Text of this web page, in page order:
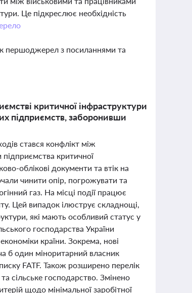
Це підкреслює необхідність
першоджерел з посиланнями та
критичної інфраструктури
підприємств, заборонивши
стався конфлікт між
критичної
облікові документи та втік на
чинити опір, погрожувати та
газ. На місці події працює
Цей випадок ілюструє складнощі,
які мають особливий статус у
господарства України
країни. Зокрема, нові
б один міноритарний власник
FATF. Також розширено перелік
сільське господарство. Змінено
щодо мінімальної заробітної